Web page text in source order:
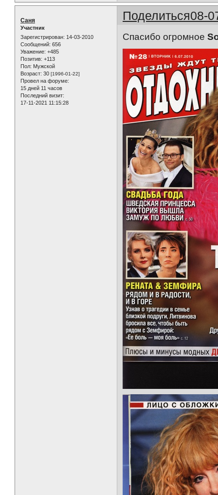
Поделиться08-
Саня
Участник
Зарегистрирован: 14-03-2010
Сообщений: 656
Уважение: +485
Позитив: +113
Пол: Мужской
Возраст: 30 [1996-01-22]
Провел на форуме:
15 дней 11 часов
Последний визит:
17-11-2021 11:15:28
Спасибо огромное